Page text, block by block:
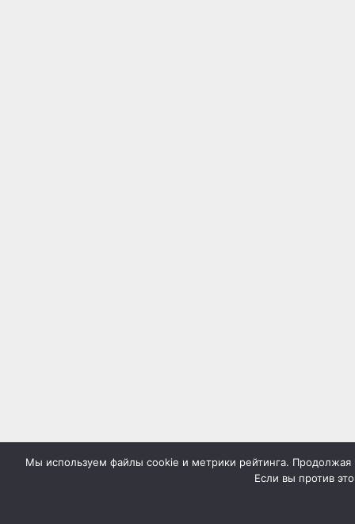
Мы используем файлы cookie и метрики рейтинга. Продолжая
Если вы против